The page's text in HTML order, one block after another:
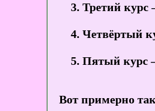
Третий курс
Четвёртый
Пятый курс
Вот примерно